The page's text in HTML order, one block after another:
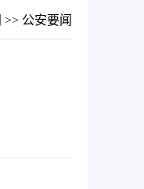
>> 公安要闻